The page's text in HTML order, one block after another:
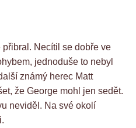
přibral. Necítil se dobře ve
jednoduše to nebyl
známý herec Matt
že George mohl jen sedět.
neviděl. Na své okolí